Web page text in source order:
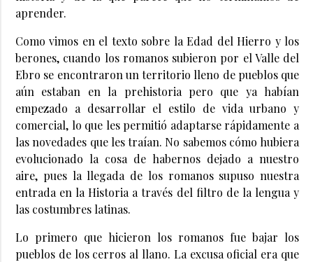
aprender.
Como vimos en el texto sobre la Edad del Hierro y los
berones, cuando los romanos subieron por el Valle del
Ebro se encontraron un territorio lleno de pueblos que
aún estaban en la prehistoria pero que ya habían
empezado a desarrollar el estilo de vida urbano y
comercial, lo que les permitió adaptarse rápidamente a
las novedades que les traían. No sabemos cómo hubiera
evolucionado la cosa de habernos dejado a nuestro
aire, pues la llegada de los romanos supuso nuestra
entrada en la Historia a través del filtro de la lengua y
las costumbres latinas.
Lo primero que hicieron los romanos fue bajar los
pueblos de los cerros al llano. La excusa oficial era que